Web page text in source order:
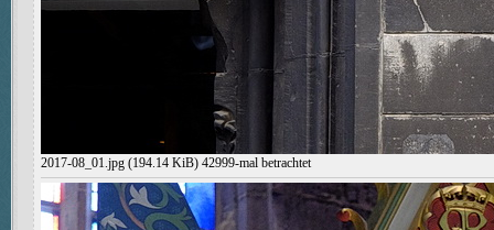
2017-08_01.jpg (194.14 KiB) 42999-mal betrachtet